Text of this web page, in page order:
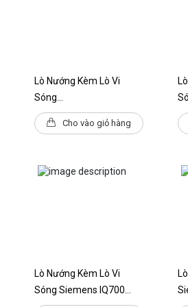
Phương pháp làm nóng có thể kết
nước: không có
Phương pháp làm nóng: Không khí
tuần hoàn
Hệ thống làm sạch tích hợp: Hệ
Thủy phân
Lò Nướng Kèm Lò Vi
Sóng
Siemens IQ700 HM976GMB1
Cho vào giỏ hàng
Lò Nướng Kèm Lò Vi
Sóng Siemens IQ700